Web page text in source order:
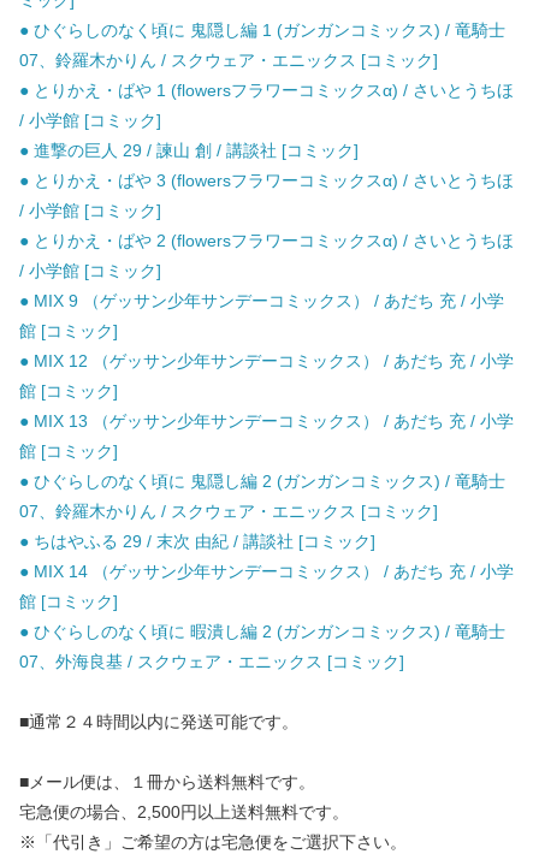
● ひぐらしのなく頃に 鬼隠し編 1 (ガンガンコミックス) / 竜騎士
07、鈴羅木かりん / スクウェア・エニックス [コミック]
● とりかえ・ばや 1 (flowersフラワーコミックスα) / さいとうちほ
/ 小学館 [コミック]
● 進撃の巨人 29 / 諫山 創 / 講談社 [コミック]
● とりかえ・ばや 3 (flowersフラワーコミックスα) / さいとうちほ
/ 小学館 [コミック]
● とりかえ・ばや 2 (flowersフラワーコミックスα) / さいとうちほ
/ 小学館 [コミック]
● MIX 9 （ゲッサン少年サンデーコミックス） / あだち 充 / 小学
館 [コミック]
● MIX 12 （ゲッサン少年サンデーコミックス） / あだち 充 / 小学
館 [コミック]
● MIX 13 （ゲッサン少年サンデーコミックス） / あだち 充 / 小学
館 [コミック]
● ひぐらしのなく頃に 鬼隠し編 2 (ガンガンコミックス) / 竜騎士
07、鈴羅木かりん / スクウェア・エニックス [コミック]
● ちはやふる 29 / 末次 由紀 / 講談社 [コミック]
● MIX 14 （ゲッサン少年サンデーコミックス） / あだち 充 / 小学
館 [コミック]
● ひぐらしのなく頃に 暇潰し編 2 (ガンガンコミックス) / 竜騎士
07、外海良基 / スクウェア・エニックス [コミック]
■通常２４時間以内に発送可能です。
■メール便は、１冊から送料無料です。
宅急便の場合、2,500円以上送料無料です。
※「代引き」ご希望の方は宅急便をご選択下さい。